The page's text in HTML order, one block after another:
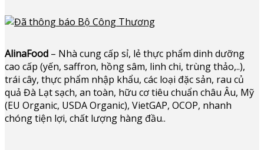
AlinaFood – Nhà cung cấp sỉ, lẻ thực phẩm dinh dưỡng
cao cấp (yến, saffron, hồng sâm, linh chi, trùng thảo,..),
trái cây, thực phẩm nhập khẩu, các loại đặc sản, rau củ
quả Đà Lạt sạch, an toàn, hữu cơ tiêu chuẩn châu Âu, Mỹ
(EU Organic, USDA Organic), VietGAP, OCOP, nhanh
chóng tiện lợi, chất lượng hàng đầu..